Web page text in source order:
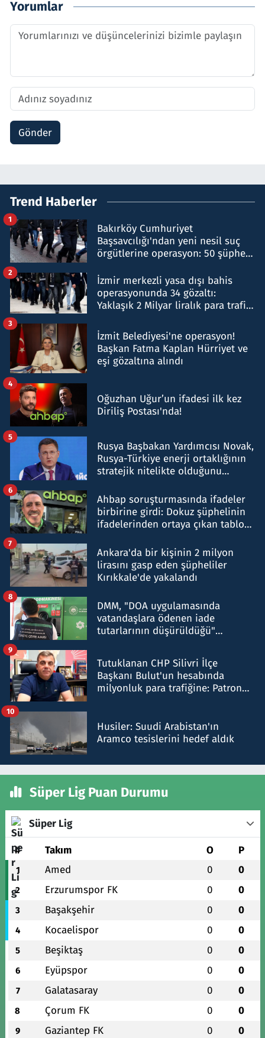
Yorumlar
Gönder
Trend Haberler
Bakırköy Cumhuriyet
Başsavcılığı'ndan yeni nesil suç
örgütlerine operasyon: 50 şüpheli
1
İzmir merkezli yasa dışı bahis
operasyonunda 34 gözaltı:
Yaklaşık 2 Milyar liralık para trafiği
2
İzmit Belediyesi'ne operasyon!
Başkan Fatma Kaplan Hürriyet ve
eşi gözaltına alındı
3
Oğuzhan Uğur’un ifadesi ilk kez
Diriliş Postası'nda!
4
Rusya Başbakan Yardımcısı Novak,
Rusya-Türkiye enerji ortaklığının
stratejik nitelikte olduğunu
5
Ahbap soruşturmasında ifadeler
birbirine girdi: Dokuz şüphelinin
ifadelerinden ortaya çıkan tablo
6
Ankara'da bir kişinin 2 milyon
lirasını gasp eden şüpheliler
Kırıkkale'de yakalandı
7
DMM, "DOA uygulamasında
vatandaşlara ödenen iade
tutarlarının düşürüldüğü"
8
Tutuklanan CHP Silivri İlçe
Başkanı Bulut'un hesabında
milyonluk para trafiğine: Patron
9
Husiler: Suudi Arabistan'ın
Aramco tesislerini hedef aldık
10
Süper Lig Puan Durumu
Süper Lig
# Takım O P
1 Amed 0 0
2 Erzurumspor FK 0 0
3 Başakşehir 0 0
4 Kocaelispor 0 0
5 Beşiktaş 0 0
6 Eyüpspor 0 0
7 Galatasaray 0 0
8 Çorum FK 0 0
9 Gaziantep FK 0 0